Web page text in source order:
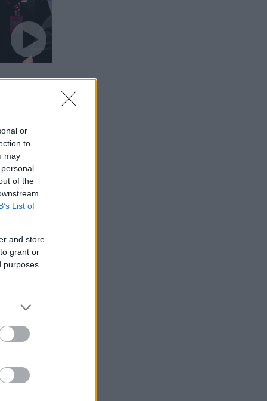
or
to
may
of the
List of
and store
grant or
purposes